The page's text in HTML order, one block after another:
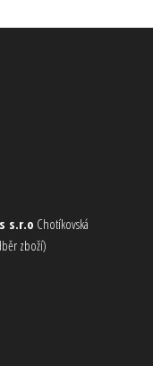
s.r.o Chotíkovská
zboží)